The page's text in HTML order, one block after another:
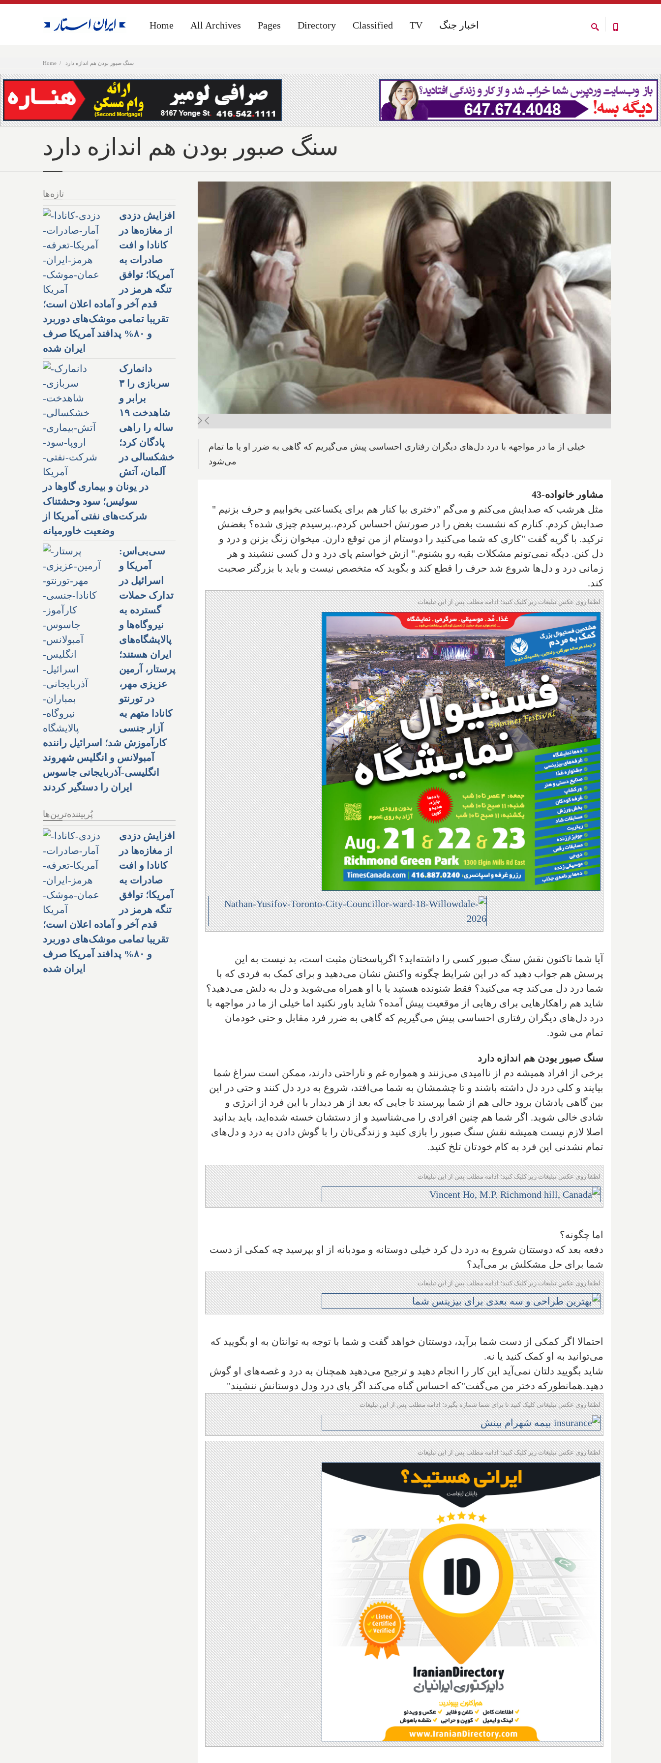
Home سنگ صبور بودن هم اندازه دارد
Home All Archives Pages Directory Classified TV اخبار جنگ Home All Archives Pages Directory Classified TV اخبار جنگ
سنگ صبور بودن هم اندازه دارد
خیلی از ما در مواجهه با درد دل‌های دیگران رفتاری احساسی پیش می‌گیریم که گاهی به ضرر او یا ما تمام
می‌شود
مشاور خانواده-43
مثل هرشب که صدایش می‌کنم و می‌گم "دختری بیا کنار هم برای یکساعتی بخوابیم و حرف بزنیم "
صدایش کردم. کنارم که نشست بغض را در صورتش احساس کردم،.پرسیدم چیزی شده؟ بغضش
ترکید. با گریه گفت "کاری که شما می‌کنید را دوستام از من توقع دارن. میخوان زنگ بزنن و درد و
دل کنن. دیگه نمی‌تونم مشکلات بقیه رو بشنوم." ازش خواستم پای درد و دل کسی ننشیند و هر
زمانی درد و دل‌ها شروع شد حرف را قطع کند و بگوید که متخصص نیست و باید با بزرگتر صحبت
کند.
لطفا روی عکس تبلیغات زیر کلیک کنید؛ ادامه مطلب پس از این تبلیغات
آیا شما تاکنون نقش سنگ صبور کسی را داشته‌اید؟ اگرپاسختان مثبت است، بد نیست به این
پرسش هم جواب دهید که در این شرایط چگونه واکنش نشان می‌دهید و برای کمک به فردی که با
شما درد دل می‌کند چه می‌کنید؟ فقط شنونده هستید یا با او همراه می‌شوید و دل به دلش می‌دهید؟
شاید هم راهکارهایی برای رهایی از موقعیت پیش آمده؟ شاید باور نکنید اما خیلی از ما در مواجهه با
درد دل‌های دیگران رفتاری احساسی پیش می‌گیریم که گاهی به ضرر فرد مقابل و حتی خودمان
تمام می شود.
سنگ صبور بودن هم اندازه دارد
برخی از افراد همیشه دم از ناامیدی می‌زنند و همواره غم و ناراحتی دارند، ممکن است سراغ شما
بیایند و کلی درد دل داشته باشند و تا چشمشان به شما می‌افتد، شروع به درد دل کنند و حتی در این
بین گاهی یادشان برود حالی هم از شما بپرسند تا جایی که بعد از هر دیدار با این فرد از انرژی و
شادی خالی شوید. اگر شما هم چنین افرادی را می‌شناسید و از دستشان خسته شده‌اید، باید بدانید
اصلا لازم نیست همیشه نقش سنگ صبور را بازی کنید و زندگی‌تان را با گوش دادن به درد و دل‌های
تمام نشدنی این فرد به کام خودتان تلخ کنید.
لطفا روی عکس تبلیغات زیر کلیک کنید؛ ادامه مطلب پس از این تبلیغات
اما چگونه؟
دفعه بعد که دوستتان شروع به درد دل کرد خیلی دوستانه و مودبانه از او بپرسید چه کمکی از دست
شما برای حل مشکلش بر می‌آید؟
لطفا روی عکس تبلیغات زیر کلیک کنید؛ ادامه مطلب پس از این تبلیغات
احتمالا اگر کمکی از دست شما بر‌آید، دوستتان خواهد گفت و شما با توجه به توانتان به او بگویید که
می‌توانید به او کمک کنید یا نه.
شاید بگویید دلتان نمی‌آید این کار را انجام دهید و ترجیح می‌دهید همچنان به درد و غصه‌های او گوش
دهید.همانطورکه دختر من می‌گفت"که احساس گناه می‌کند اگر پای درد ودل دوستانش ننشیند"
لطفا روی عکس تبلیغاتی کلیک کنید تا برای شما شماره بگیرد؛ ادامه مطلب پس از این تبلیغات
لطفا روی عکس تبلیغات زیر کلیک کنید؛ ادامه مطلب پس از این تبلیغات
تازه‌ها
افزایش دزدی
از مغازه‌ها در
کانادا و افت
صادرات به
آمریکا؛ توافق
تنگه هرمز در
قدم آخر و آماده اعلان است؛
تقریبا تمامی موشک‌های دوربرد
و ۸۰% پدافند آمریکا صرف
ایران شده
دانمارک
سربازی را ۳
برابر و
شاهدخت ۱۹
ساله را راهی
پادگان کرد؛
خشکسالی در
آلمان، آتش
در یونان و بیماری گاوها در
سوئیس؛ سود وحشتناک
شرکت‌های نفتی آمریکا از
وضعیت خاورمیانه
سی‌بی‌اس:
آمریکا و
اسرائیل در
تدارک حملات
گسترده به
نیروگاه‌ها و
پالایشگاه‌های
ایران هستند؛
پرستار، آرمین
عزیزی مهر،
در تورنتو
کانادا متهم به
آزار جنسی
کارآموزش شد؛ اسرائیل راننده
آمبولانس و انگلیس شهروند
انگلیسی-آذربایجانی جاسوس
ایران را دستگیر کردند
پُربیننده‌ترین‌ها
افزایش دزدی
از مغازه‌ها در
کانادا و افت
صادرات به
آمریکا؛ توافق
تنگه هرمز در
قدم آخر و آماده اعلان است؛
تقریبا تمامی موشک‌های دوربرد
و ۸۰% پدافند آمریکا صرف
ایران شده